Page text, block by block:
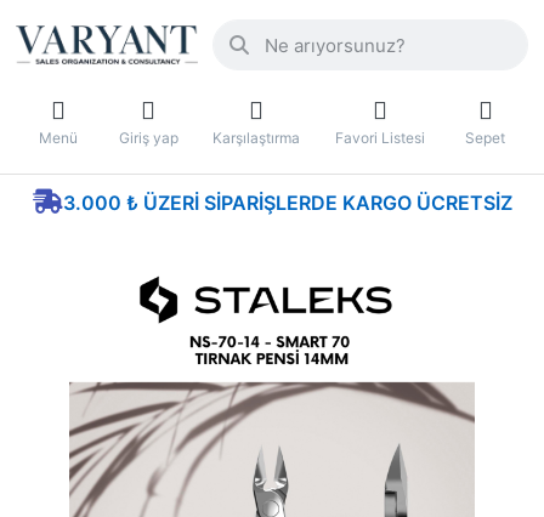
Menü Giriş yap Karşılaştırma Favori Listesi Sepet
3.000 ₺ ÜZERI SIPARIŞLERDE KARGO ÜCRETSIZ